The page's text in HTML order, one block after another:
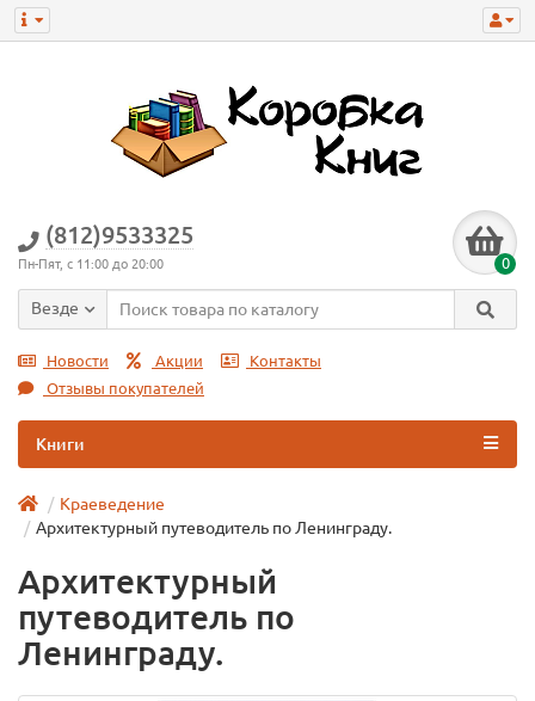
(812)9533325
Пн-Пят, с 11:00 до 20:00 0
Везде
Новости Акции
Контакты
Отзывы покупателей
Книги
Краеведение
Архитектурный путеводитель по Ленинграду.
Архитектурный
путеводитель по
Ленинграду.